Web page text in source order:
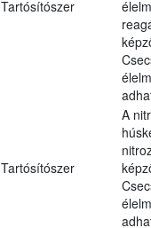
Tartósítószer
Tartósítószer
A